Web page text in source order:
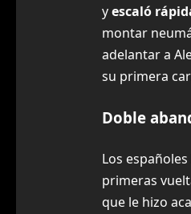
yescaló
montar
adelantar a
su primera
Doble
Los
primeras
que le hizo